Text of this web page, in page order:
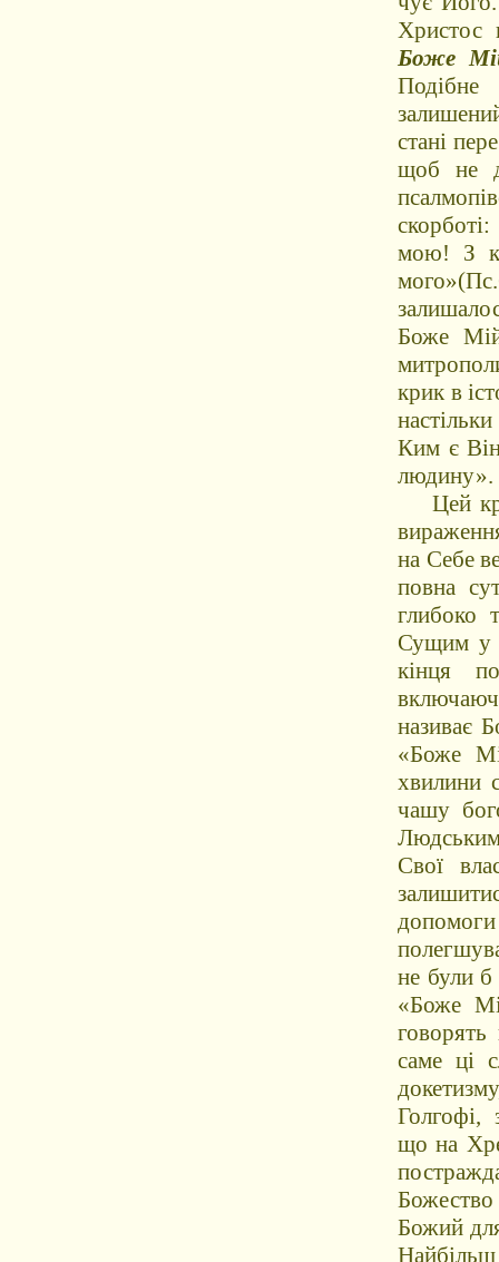
Христос
Боже
Подібне
стані
щоб не
мою! З
Боже
крик в
Ким є
людину».
Цей
на Себе
повна
глибоко
Сущим у
кінця
називає
«Боже
хвилини
чашу
Свої
не були б
«Боже
говорять
саме ці
Голгофі,
що на
Божий
Найбільш